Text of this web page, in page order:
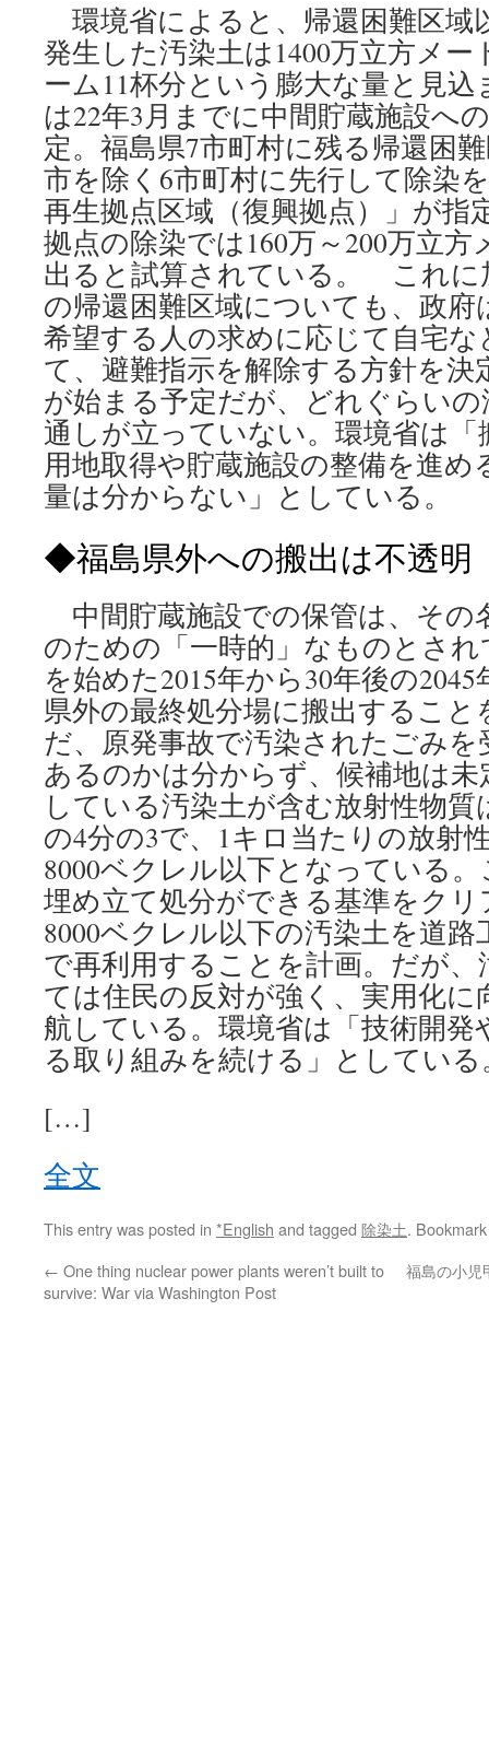
環境省によると、帰還困難区域
発生した汚染土は1400万立方メ
ーム11杯分という膨大な量と見
は22年3月までに中間貯蔵施設へ
定。福島県7市町村に残る帰還困
市を除く6市町村に先行して除染
再生拠点区域（復興拠点）」が指
拠点の除染では160万～200万立
出ると試算されている。 これに
の帰還困難区域についても、政府
希望する人の求めに応じて自宅
て、避難指示を解除する方針を決
が始まる予定だが、どれぐらい
通しが立っていない。環境省は
用地取得や貯蔵施設の整備を進め
量は分からない」としている。
◆福島県外への搬出は不透明
中間貯蔵施設での保管は、その
のための「一時的」なものとさ
を始めた2015年から30年後の
県外の最終処分場に搬出するこ
だ、原発事故で汚染されたごみ
あるのかは分からず、候補地は
している汚染土が含む放射性物
の4分の3で、1キロ当たりの放射
8000ベクレル以下となっている
埋め立て処分ができる基準をク
8000ベクレル以下の汚染土を道
で再利用することを計画。だが
ては住民の反対が強く、実用化
航している。環境省は「技術開発
る取り組みを続ける」としている
[…]
全文
This entry was posted in *English and tagged 除染土.
← One thing nuclear power plants weren’t built to
survive: War via Washington Post
福島の小児